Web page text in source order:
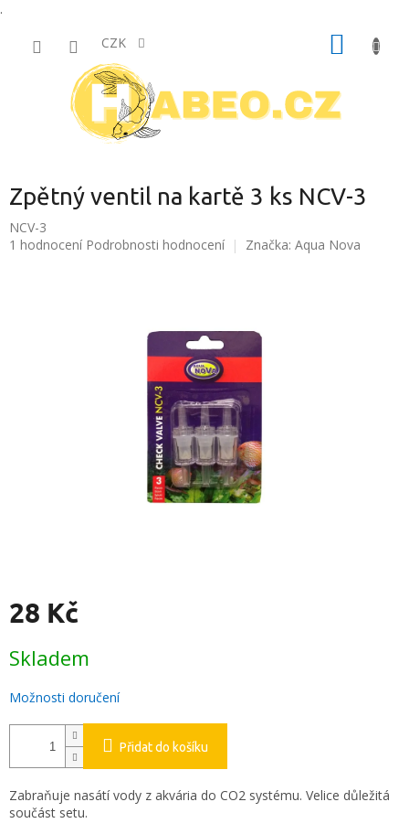
.
CZK
Zpětný ventil na kartě 3 ks NCV-3
NCV-3
Průměrné
1 hodnocení Podrobnosti hodnocení Značka: Aqua Nova
28 Kč
cena:
Skladem
Možnosti doručení
Přidat do košíku
Zabraňuje nasátí vody z akvária do CO2 systému. Velice důležitá
součást setu.